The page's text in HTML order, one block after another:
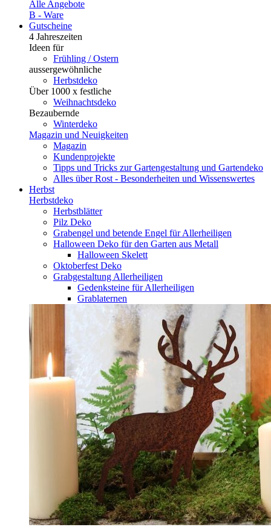
Alle Angebote
B - Ware
Gutscheine
4 Jahreszeiten
Ideen für
Frühling / Ostern
aussergewöhnliche
Herbstdeko
Über 1000 x festliche
Weihnachtsdeko
Bezaubernde
Winterdeko
Magazin und Neuigkeiten
Magazin
Kundenprojekte
Tipps und Tricks zur Gartengestaltung und Gartendeko
Alles über Rost - Besonderheiten und Wissenswertes
Herbst
Herbstdeko
Herbstblätter
Pilz Deko
Grabengel und betende Engel für Allerheiligen
Halloween Deko für den Garten aus Metall
Halloween Skelett
Oktoberfest Deko
Grabgestaltung Allerheiligen
Gedenksteine für Allerheiligen
Grablaternen